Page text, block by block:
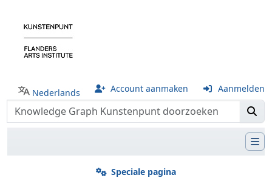
Nederlands Account aanmaken Aanmelden
Speciale pagina